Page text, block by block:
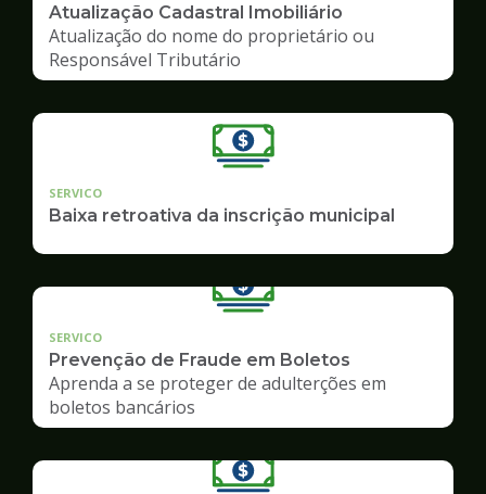
Atualização Cadastral Imobiliário
Atualização do nome do proprietário ou
Responsável Tributário
SERVICO
Baixa retroativa da inscrição municipal
SERVICO
Prevenção de Fraude em Boletos
Aprenda a se proteger de adulterções em
boletos bancários